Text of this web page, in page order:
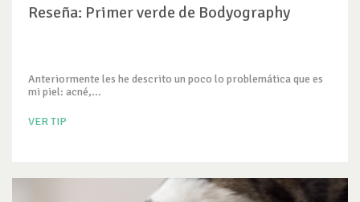
Reseña: Primer verde de Bodyography
Anteriormente les he descrito un poco lo problemática que es
mi piel: acné,...
VER TIP